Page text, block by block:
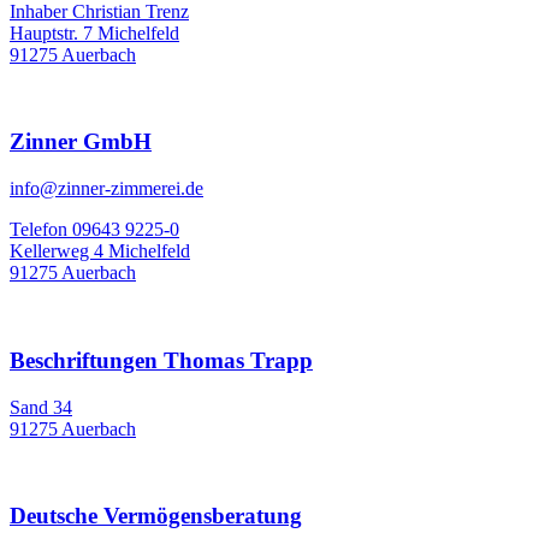
Inhaber Christian Trenz
Hauptstr. 7 Michelfeld
91275 Auerbach
Zinner GmbH
info@zinner-zimmerei.de
Telefon 09643 9225-0
Kellerweg 4 Michelfeld
91275 Auerbach
Beschriftungen Thomas Trapp
Sand 34
91275 Auerbach
Deutsche Vermögensberatung